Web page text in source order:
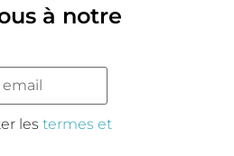
à notre
lestermes et